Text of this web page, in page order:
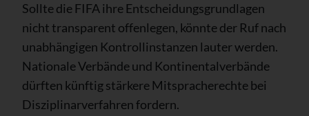
Sollte die FIFA ihre Entscheidungsgrundlagen
nicht transparent offenlegen, könnte der Ruf nach
unabhängigen Kontrollinstanzen lauter werden.
Nationale Verbände und Kontinentalverbände
dürften künftig stärkere Mitspracherechte bei
Disziplinarverfahren fordern.